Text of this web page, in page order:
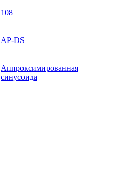
108
AP-DS
Аппроксимированная
синусоида